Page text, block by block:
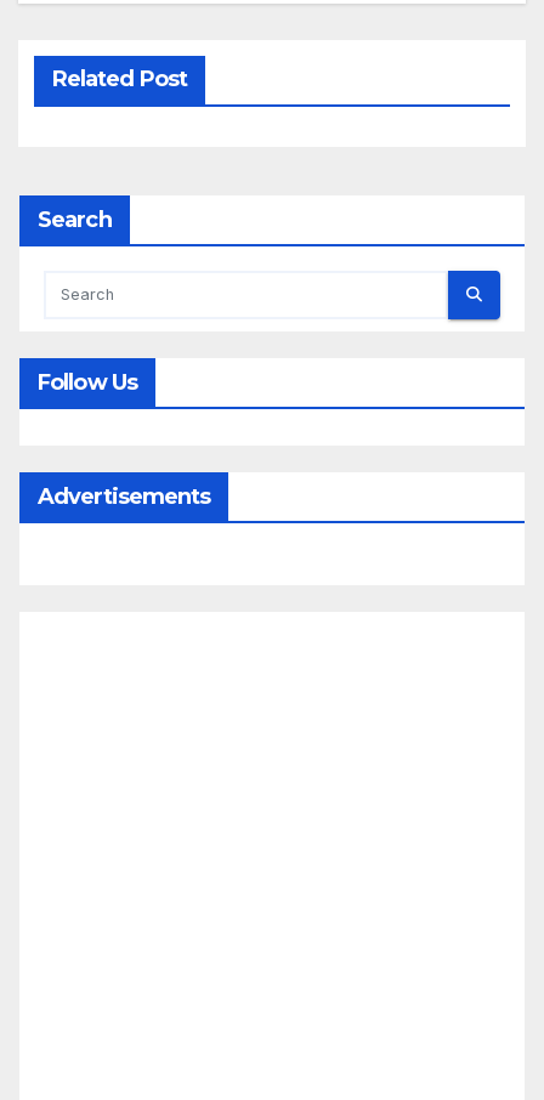
Related Post
Search
Follow Us
Advertisements